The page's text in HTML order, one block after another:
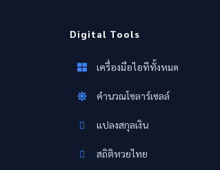
Digital Tools
เครื่องมือไอทีทั้งหมด
คำนวณโซลาร์เซลล์
แปลงสกุลเงิน
สถิติหวยไทย